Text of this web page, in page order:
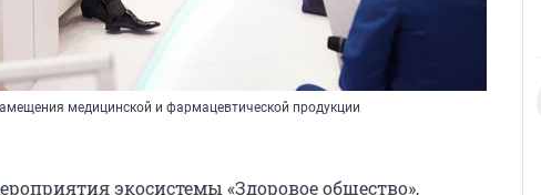
медицинской и фармацевтической продукции
экосистемы «Здоровое общество»,